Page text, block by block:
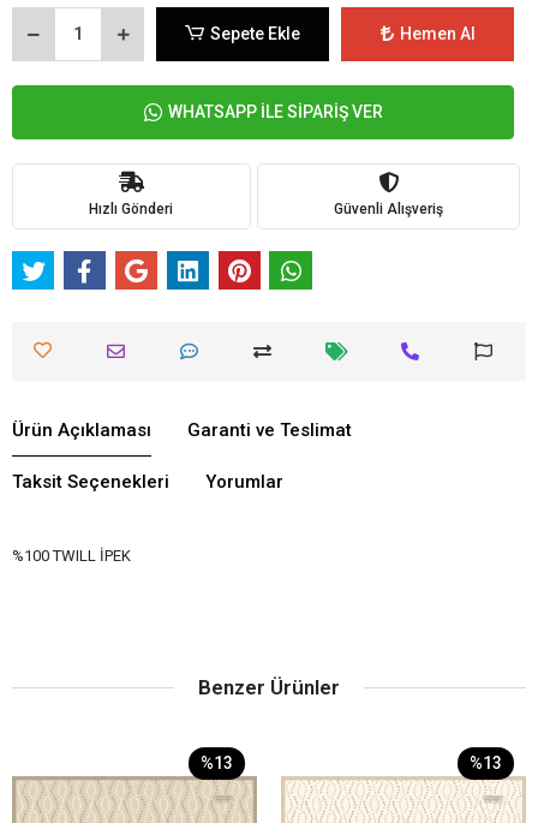
Sepete Ekle Hemen Al
WHATSAPP İLE SİPARİŞ VER
Hızlı Gönderi Güvenli Alışveriş
Ürün Açıklaması Garanti ve Teslimat
Taksit Seçenekleri Yorumlar
%100 TWILL İPEK
Benzer Ürünler
%13 %13